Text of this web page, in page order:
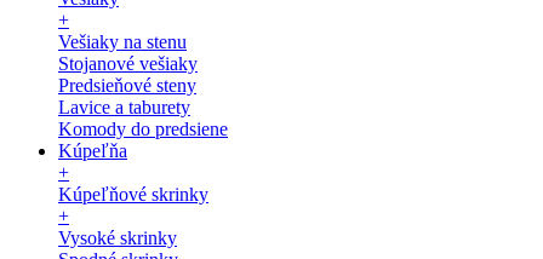
+
Vešiaky na stenu
Stojanové vešiaky
Predsieňové steny
Lavice a taburety
Komody do predsiene
Kúpeľňa
+
Kúpeľňové skrinky
+
Vysoké skrinky